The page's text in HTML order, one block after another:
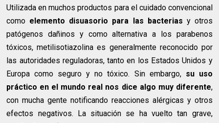
Utilizada en muchos productos para el cuidado convencional
como elemento disuasorio para las bacterias y otros
patógenos dañinos y como alternativa a los parabenos
tóxicos, metilisotiazolina es generalmente reconocido por
las autoridades reguladoras, tanto en los Estados Unidos y
Europa como seguro y no tóxico. Sin embargo, su uso
práctico en el mundo real nos dice algo muy diferente,
con mucha gente notificando reacciones alérgicas y otros
efectos negativos. La situación se ha vuelto tan grave,